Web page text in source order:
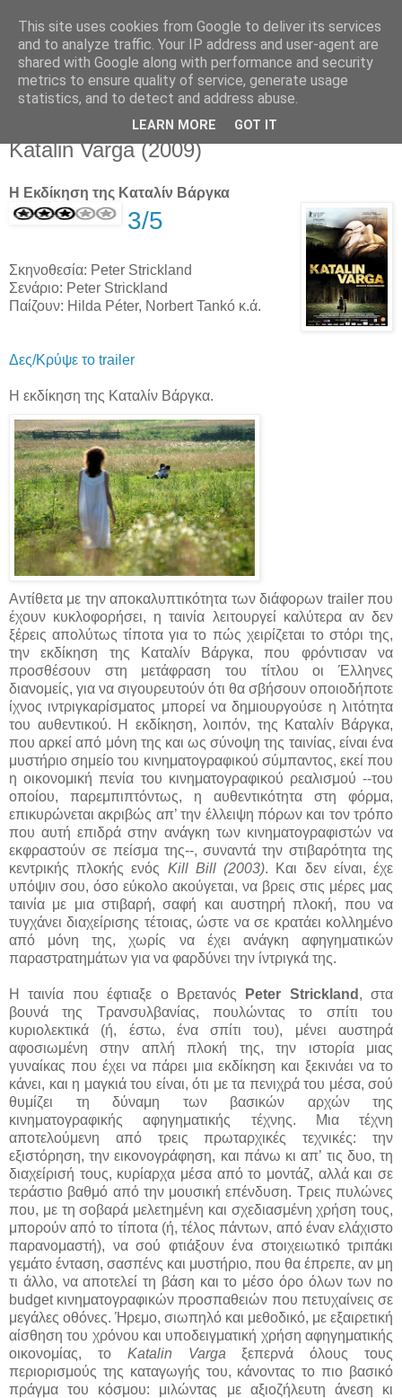
Movies For The Masses
Challenging common sense since 2004
Thursday, February 04, 2010
Katalin Varga (2009)
Η Εκδίκηση της Καταλίν Βάργκα
3/5
Σκηνοθεσία: Peter Strickland
Σενάριο: Peter Strickland
Παίζουν: Hilda Péter, Norbert Tankó κ.ά.
Δες/Κρύψε το trailer
Η εκδίκηση της Καταλίν Βάργκα.
Αντίθετα με την αποκαλυπτικότητα των διάφορων trailer που
έχουν κυκλοφορήσει, η ταινία λειτουργεί καλύτερα αν δεν
ξέρεις απολύτως τίποτα για το πώς χειρίζεται το στόρι της,
την εκδίκηση της Καταλίν Βάργκα, που φρόντισαν να
προσθέσουν στη μετάφραση του τίτλου οι Έλληνες
διανομείς, για να σιγουρευτούν ότι θα σβήσουν οποιοδήποτε
ίχνος ιντριγκαρίσματος μπορεί να δημιουργούσε η λιτότητα
του αυθεντικού. Η εκδίκηση, λοιπόν, της Καταλίν Βάργκα,
που αρκεί από μόνη της και ως σύνοψη της ταινίας, είναι ένα
μυστήριο σημείο του κινηματογραφικού σύμπαντος, εκεί που
η οικονομική πενία του κινηματογραφικού ρεαλισμού --του
οποίου, παρεμπιπτόντως, η αυθεντικότητα στη φόρμα,
επικυρώνεται ακριβώς απ’ την έλλειψη πόρων και τον τρόπο
που αυτή επιδρά στην ανάγκη των κινηματογραφιστών να
εκφραστούν σε πείσμα της--, συναντά την στιβαρότητα της
κεντρικής πλοκής ενός Kill Bill (2003). Και δεν είναι, έχε
υπόψιν σου, όσο εύκολο ακούγεται, να βρεις στις μέρες μας
ταινία με μια στιβαρή, σαφή και αυστηρή πλοκή, που να
τυγχάνει διαχείρισης τέτοιας, ώστε να σε κρατάει κολλημένο
από μόνη της, χωρίς να έχει ανάγκη αφηγηματικών
παραστρατημάτων για να φαρδύνει την ίντριγκά της.
Η ταινία που έφτιαξε ο Βρετανός Peter Strickland , στα
βουνά της Τρανσυλβανίας, πουλώντας το σπίτι του
κυριολεκτικά (ή, έστω, ένα σπίτι του), μένει αυστηρά
αφοσιωμένη στην απλή πλοκή της, την ιστορία μιας
γυναίκας που έχει να πάρει μια εκδίκηση και ξεκινάει να το
κάνει, και η μαγκιά του είναι, ότι με τα πενιχρά του μέσα, σού
θυμίζει τη δύναμη των βασικών αρχών της
κινηματογραφικής αφηγηματικής τέχνης. Μια τέχνη
αποτελούμενη από τρεις πρωταρχικές τεχνικές: την
εξιστόρηση, την εικονογράφηση, και πάνω κι απ’ τις δυο, τη
διαχείρισή τους, κυρίαρχα μέσα από το μοντάζ, αλλά και σε
τεράστιο βαθμό από την μουσική επένδυση. Τρεις πυλώνες
που, με τη σοβαρά μελετημένη και σχεδιασμένη χρήση τους,
μπορούν από το τίποτα (ή, τέλος πάντων, από έναν ελάχιστο
παρανομαστή), να σού φτιάξουν ένα στοιχειωτικό τριπάκι
γεμάτο ένταση, σασπένς και μυστήριο, που θα έπρεπε, αν μη
τι άλλο, να αποτελεί τη βάση και το μέσο όρο όλων των no
budget κινηματογραφικών προσπαθειών που πετυχαίνεις σε
μεγάλες οθόνες. Ήρεμο, σιωπηλό και μεθοδικό, με εξαιρετική
αίσθηση του χρόνου και υποδειγματική χρήση αφηγηματικής
οικονομίας, το Katalin Varga ξεπερνά όλους τους
περιορισμούς της καταγωγής του, κάνοντας το πιο βασικό
πράγμα του κόσμου: μιλώντας με αξιοζήλευτη άνεση κι
This site uses cookies from Google to deliver its services
and to analyze traffic. Your IP address and user-agent are
shared with Google along with performance and security
metrics to ensure quality of service, generate usage
statistics, and to detect and address abuse.
LEARN MORE GOT IT